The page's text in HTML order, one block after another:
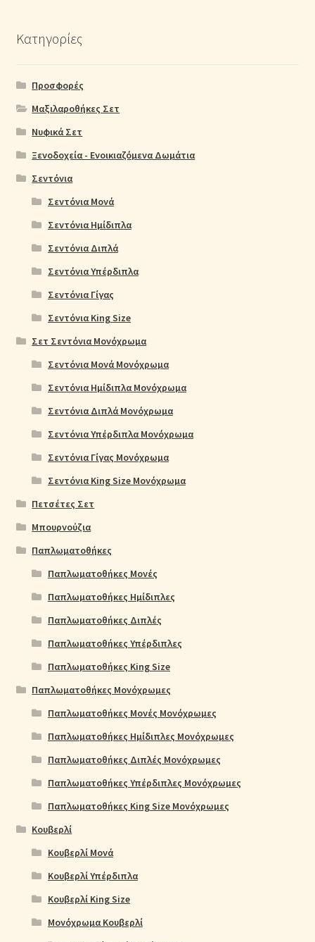
Κατηγορίες
Προσφορές
Μαξιλαροθήκες Σετ
Νυφικά Σετ
Ξενοδοχεία - Ενοικιαζόμενα Δωμάτια
Σεντόνια
Σεντόνια Μονά
Σεντόνια Ημίδιπλα
Σεντόνια Διπλά
Σεντόνια Υπέρδιπλα
Σεντόνια Γίγας
Σεντόνια King Size
Σετ Σεντόνια Μονόχρωμα
Σεντόνια Μονά Μονόχρωμα
Σεντόνια Ημίδιπλα Μονόχρωμα
Σεντόνια Διπλά Μονόχρωμα
Σεντόνια Υπέρδιπλα Μονόχρωμα
Σεντόνια Γίγας Μονόχρωμα
Σεντόνια King Size Μονόχρωμα
Πετσέτες Σετ
Μπουρνούζια
Παπλωματοθήκες
Παπλωματοθήκες Μονές
Παπλωματοθήκες Ημίδιπλες
Παπλωματοθήκες Διπλές
Παπλωματοθήκες Υπέρδιπλες
Παπλωματοθήκες King Size
Παπλωματοθήκες Μονόχρωμες
Παπλωματοθήκες Μονές Μονόχρωμες
Παπλωματοθήκες Ημίδιπλες Μονόχρωμες
Παπλωματοθήκες Διπλές Μονόχρωμες
Παπλωματοθήκες Υπέρδιπλες Μονόχρωμες
Παπλωματοθήκες King Size Μονόχρωμες
Κουβερλί
Κουβερλί Μονά
Κουβερλί Υπέρδιπλα
Κουβερλί King Size
Μονόχρωμα Κουβερλί